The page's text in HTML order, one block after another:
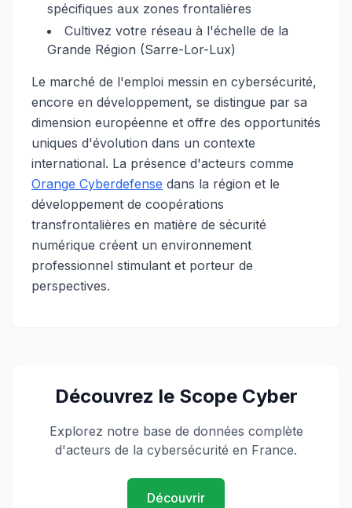
spécifiques aux zones frontalières
Cultivez votre réseau à l'échelle de la
Grande Région (Sarre-Lor-Lux)
Le marché de l'emploi messin en cybersécurité,
encore en développement, se distingue par sa
dimension européenne et offre des opportunités
uniques d'évolution dans un contexte
international. La présence d'acteurs comme
Orange Cyberdefense dans la région et le
développement de coopérations
transfrontalières en matière de sécurité
numérique créent un environnement
professionnel stimulant et porteur de
perspectives.
Découvrez le Scope Cyber
Explorez notre base de données complète
d'acteurs de la cybersécurité en France.
Découvrir